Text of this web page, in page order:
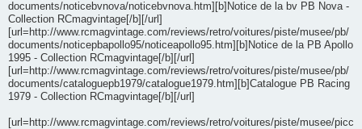
documents/noticebvnova/noticebvnova.htm][b]Notice de la bv PB Nova -
Collection RCmagvintage[/b][/url]
[url=http://www.rcmagvintage.com/reviews/retro/voitures/piste/musee/pb/
documents/noticepbapollo95/noticeapollo95.htm][b]Notice de la PB Apollo
1995 - Collection RCmagvintage[/b][/url]
[url=http://www.rcmagvintage.com/reviews/retro/voitures/piste/musee/pb/
documents/cataloguepb1979/catalogue1979.htm][b]Catalogue PB Racing
1979 - Collection RCmagvintage[/b][/url]
[url=http://www.rcmagvintage.com/reviews/retro/voitures/piste/musee/picc